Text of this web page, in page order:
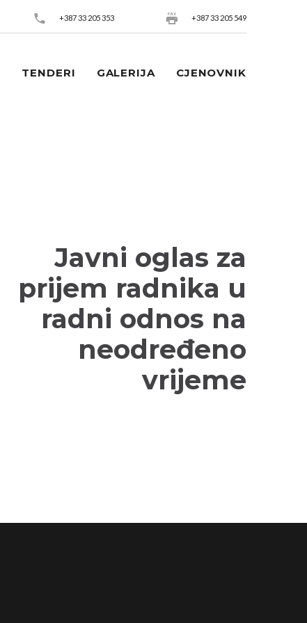
+387 33 205 353 +387 33 205 549
TENDERI GALERIJA CJENOVNIK
Javni oglas za
prijem radnika u
radni odnos na
neodređeno
vrijeme